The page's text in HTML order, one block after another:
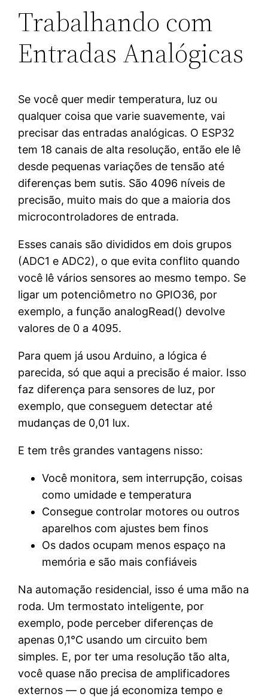
Trabalhando com
Entradas Analógicas
Se você quer medir temperatura, luz ou
qualquer coisa que varie suavemente, vai
precisar das entradas analógicas. O ESP32
tem 18 canais de alta resolução, então ele lê
desde pequenas variações de tensão até
diferenças bem sutis. São 4096 níveis de
precisão, muito mais do que a maioria dos
microcontroladores de entrada.
Esses canais são divididos em dois grupos
(ADC1 e ADC2), o que evita conflito quando
você lê vários sensores ao mesmo tempo. Se
ligar um potenciômetro no GPIO36, por
exemplo, a função analogRead() devolve
valores de 0 a 4095.
Para quem já usou Arduino, a lógica é
parecida, só que aqui a precisão é maior. Isso
faz diferença para sensores de luz, por
exemplo, que conseguem detectar até
mudanças de 0,01 lux.
E tem três grandes vantagens nisso:
Você monitora, sem interrupção, coisas
como umidade e temperatura
Consegue controlar motores ou outros
aparelhos com ajustes bem finos
Os dados ocupam menos espaço na
memória e são mais confiáveis
Na automação residencial, isso é uma mão na
roda. Um termostato inteligente, por
exemplo, pode perceber diferenças de
apenas 0,1°C usando um circuito bem
simples. E, por ter uma resolução tão alta,
você quase não precisa de amplificadores
externos — o que já economiza tempo e